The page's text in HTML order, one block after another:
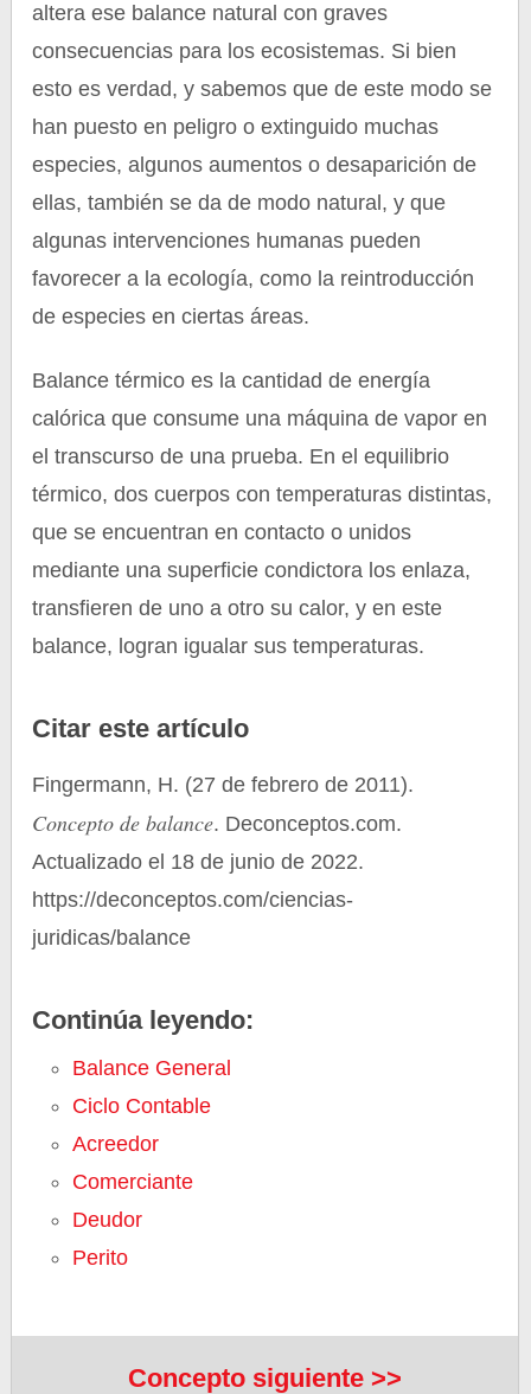
altera ese balance natural con graves
consecuencias para los ecosistemas. Si bien
esto es verdad, y sabemos que de este modo se
han puesto en peligro o extinguido muchas
especies, algunos aumentos o desaparición de
ellas, también se da de modo natural, y que
algunas intervenciones humanas pueden
favorecer a la ecología, como la reintroducción
de especies en ciertas áreas.
Balance térmico es la cantidad de energía
calórica que consume una máquina de vapor en
el transcurso de una prueba. En el equilibrio
térmico, dos cuerpos con temperaturas distintas,
que se encuentran en contacto o unidos
mediante una superficie condictora los enlaza,
transfieren de uno a otro su calor, y en este
balance, logran igualar sus temperaturas.
Citar este artículo
Fingermann, H. (27 de febrero de 2011).
Concepto de balance. Deconceptos.com.
Actualizado el 18 de junio de 2022.
https://deconceptos.com/ciencias-
juridicas/balance
Continúa leyendo:
Balance General
Ciclo Contable
Acreedor
Comerciante
Deudor
Perito
Concepto siguiente >>